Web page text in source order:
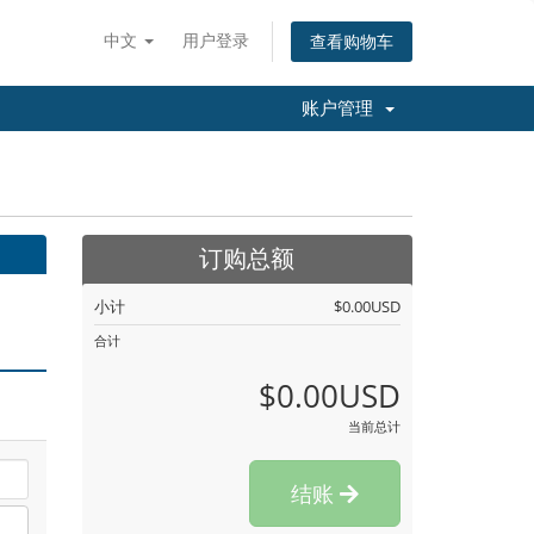
中文 用户登录 查看购物车
账户管理
订购总额
小计 $0.00USD
合计
$0.00USD
当前总计
结账